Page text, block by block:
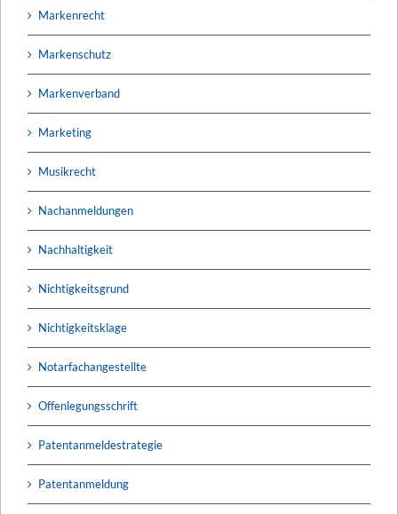
Markenrecht
Markenschutz
Markenverband
Marketing
Musikrecht
Nachanmeldungen
Nachhaltigkeit
Nichtigkeitsgrund
Nichtigkeitsklage
Notarfachangestellte
Offenlegungsschrift
Patentanmeldestrategie
Patentanmeldung